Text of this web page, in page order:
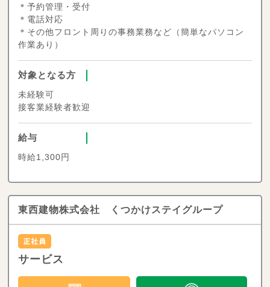
＊予約管理・受付
＊電話対応
＊その他フロント周りの事務業務など（簡単なパソコン
作業あり）
対象となる方
未経験可
接客業経験者歓迎
給与
時給1,300円
東西建物株式会社 くつかけステイグループ
サービス